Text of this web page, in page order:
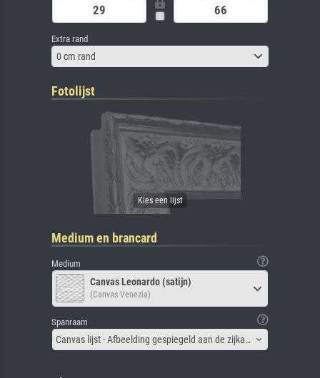
Extra rand
0 cm rand
Fotolijst
Medium en brancard
Medium
Canvas Leonardo (satijn)
(Canvas Venezia)
Spanraam
Canvas lijst - Afbeelding gespiegeld aan de zijkant